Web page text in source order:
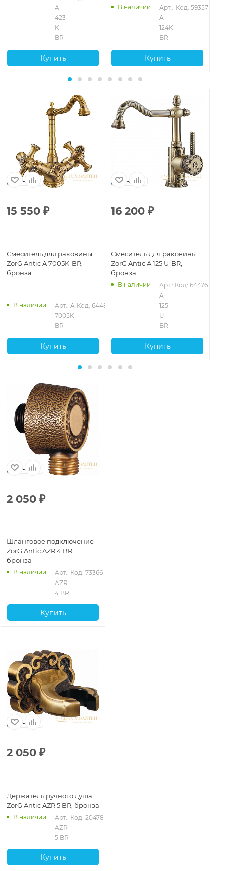
A
423
K-
BR
Купить
В наличии
Арт.:
A
124K-
BR
Код: 59357
Купить
Чехия
15 550 ₽
Смеситель для раковины
ZorG Antic A 7005K-BR,
бронза
В наличии
Арт.: A
7005K-
BR
Код: 64489
Купить
Чехия
16 200 ₽
Смеситель для раковины
ZorG Antic A 125 U-BR,
бронза
В наличии
Арт.:
A
125
U-
BR
Код: 64476
Купить
Чехия
2 050 ₽
Шланговое подключение
ZorG Antic AZR 4 BR,
бронза
В наличии
Арт.:
AZR
4 BR
Код: 73366
Купить
Чехия
2 050 ₽
Держатель ручного душа
ZorG Antic AZR 5 BR, бронза
В наличии
Арт.:
AZR
5 BR
Код: 20478
Купить